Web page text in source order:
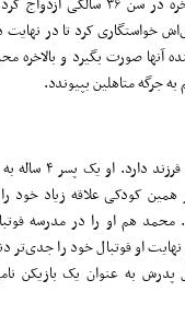
آنها صورت بگیرد و بالاخره
جرگه متاهلین بپیوندد.
محمد یک فرزند
همین کودکی علاقه زیاد خود را
محمد هم او را در مدرسه
نهایت او فوتبال خود را جدی‌تر
پدرش به عنوان یک بازیکن